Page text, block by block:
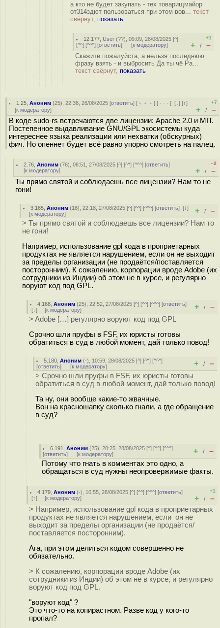
а кто не будет закупать - тех товарищмайор
от314здют пользоваться при этом вов... текст
свёрнут, показать
12.177 User (??), 09:09, 28/08/2025 [^]
[^^] [^^^] [ответить] [к модератору]
+1
+ / –
Скажите пожалуйста, а нельзя последнюю
фразу взять - и выбросить Да ты чё Ра...
текст свёрнут, показать
1.25 ,Аноним (25), 22:38, 26/08/2025 [ответить] [ ﹢﹢﹢] [ · · ·][↓] [↑]
[к модератору]
+7
+ / –
В коде sudo-rs встречаются две лицензии: Apache 2.0 и MIT.
Постепенное выдавливание GNU/GPL экосистемы куда
интереснее языка реализации или нехватки (обскурных)
фич. Но опеннет будет всё равно упорно смотреть на палец.
2.76 ,Аноним (76), 08:51, 27/08/2025 [^] [^^] [^^^] [ответить]
[к модератору]
–2
+ / –
Ты прямо святой и соблюдаешь все лицензии? Нам то не
гони!
3.165 ,Аноним (18), 22:18, 27/08/2025 [^] [^^] [^^^] [ответить][↓]
[к модератору] + / –
> Ты прямо святой и соблюдаешь все лицензии? Нам то
не гони!
Например, использование gpl кода в проприетарных
продуктах не является нарушением, если он не выходит
за пределы организации (не продаётся/поставляется
посторонним). К сожалению, корпорации вроде Adobe (их
сотрудники из Индии) об этом не в курсе, и регулярно
воруют код под GPL.
4.168 ,Аноним (25), 22:52, 27/08/2025 [^] [^^] [^^^] [ответить]
[↓] [к модератору] + / –
> Adobe […] регулярно воруют код под GPL
Срочно шли пруфы в FSF, их юристы готовы
обратиться в суд в любой момент, дай только повод!
5.180 ,Аноним (-), 10:59, 28/08/2025 [^] [^^] [^^^]
[ответить] [к модератору] + / –
> Срочно шли пруфы в FSF, их юристы готовы
обратиться в суд в любой момент, дай только повод!
Та ну, они вообще какие-то жвачные.
Вон на красношапку сколько гнали, а где обращение
в суд?
6.191 ,Аноним (25), 20:25, 28/08/2025 [^] [^^] [^^^]
[ответить] [к модератору] + / –
Потому что гнать в комментах это одно, а
обращаться в суд нужны неопровержимые факты.
4.179 ,Аноним (-), 10:55, 28/08/2025 [^] [^^] [^^^] [ответить]
[↑] [к модератору]
+1
+ / –
> Например, использование gpl кода в проприетарных
продуктах не является нарушением, если он не
выходит за пределы организации (не продаётся/
поставляется посторонним).
Ага, при этом делиться кодом совершенно не
обязательно.
> К сожалению, корпорации вроде Adobe (их
сотрудники из Индии) об этом не в курсе, и регулярно
воруют код под GPL.
"воруют код" ?
Это что-то на копирастном. Разве код у кого-то
пропал?